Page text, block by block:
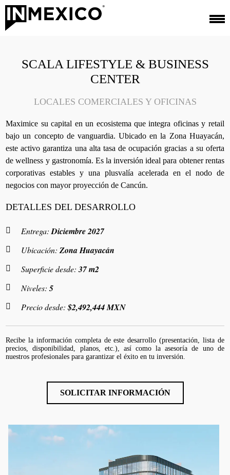
SCALA LIFESTYLE & BUSINESS
CENTER
LOCALES COMERCIALES Y OFICINAS
Maximice su capital en un ecosistema que integra oficinas y retail
bajo un concepto de vanguardia. Ubicado en la Zona Huayacán,
este activo garantiza una alta tasa de ocupación gracias a su oferta
de wellness y gastronomía. Es la inversión ideal para obtener rentas
corporativas estables y una plusvalía acelerada en el nodo de
negocios con mayor proyección de Cancún.
DETALLES DEL DESARROLLO
Entrega:Diciembre 2027
Ubicación:Zona Huayacán
Superficie desde:37 m2
Niveles:5
Precio desde:$2,492,444 MXN
Recibe la información completa de este desarrollo (presentación, lista de
precios, disponibilidad, planos, etc.), así como la asesoría de uno de
nuestros profesionales para garantizar el éxito en tu inversión.
SOLICITAR INFORMACIÓN